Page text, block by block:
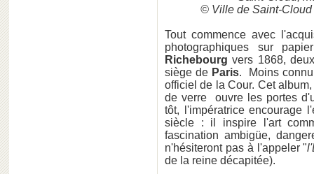
© Ville de Saint-
Tout commence avec
photographiques sur
Richebourg vers 1868,
siège de Paris. Moins
officiel de la Cour. Cet
de verre ouvre les portes
tôt, l'impératrice encourage
siècle : il inspire l'art
fascination ambigüe,
n'hésiteront pas à l'appeler "
de la reine décapitée).